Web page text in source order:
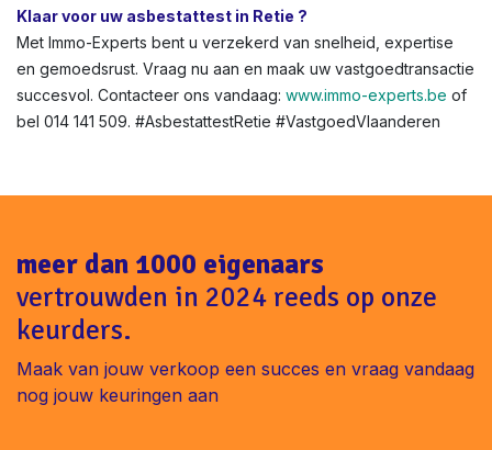
Tot €1.600 boete + geschillen met kopers. Vermijd dit met
onze snelle service.
Asbestattest voor renovatie of verhuur in Vlaanderen?
Niet altijd verplicht, maar aanbevolen voor veiligheid. In
succesvol. Contacteer ons vandaag:www.immo-experts.be
bel 014 141 509. #AsbestattestRetie #VastgoedVlaanderen